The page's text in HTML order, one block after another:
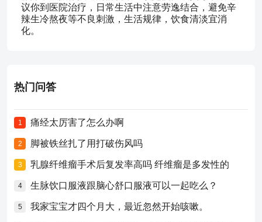
议你到医院治疗，日常生活中注意劳逸结合，避免辛
辣生冷熬夜等不良刺激，生活规律，饮食清淡宜消
化。
热门问答
1 痛经太厉害了怎么办啊
2 脚被铁丝扎了用打破伤风吗
3 乳腺纤维瘤手术后复发率高吗 纤维瘤是多发性的
4 生脉饮口服液跟脑心舒口服液可以一起吃么？
5 我家宝宝才四个月大，最近忽然开始咳嗽。